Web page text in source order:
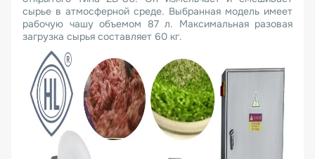
сырье в атмосферной среде. Выбранная модель имеет
рабочую чашу объемом 87 л. Максимальная разовая
загрузка сырья составляет 60 кг.